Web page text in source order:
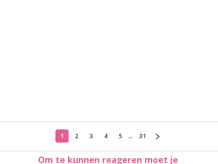
1 2 3 4 5 ... 31
Om te kunnen reageren moet je